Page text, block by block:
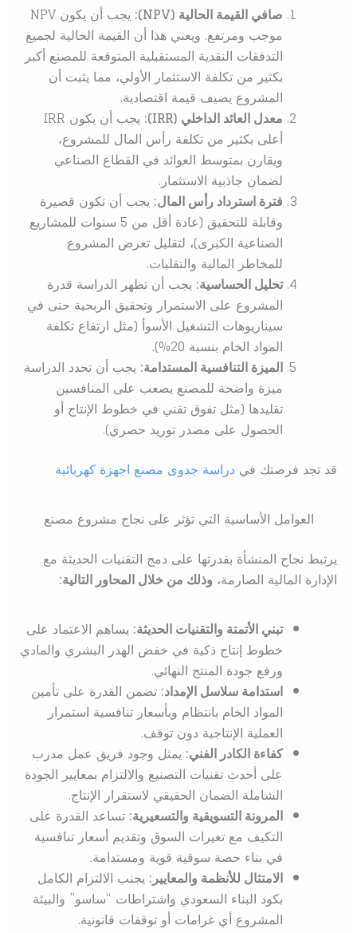
صافي القيمة الحالية (NPV):
يجب أن يكون NPV
موجب ومرتفع. ويعني هذا أن القيمة الحالية لجميع
التدفقات النقدية المستقبلية المتوقعة للمصنع أكبر
بكثير من تكلفة الاستثمار الأولي، مما يثبت أن
المشروع يضيف قيمة اقتصادية.
معدل العائد الداخلي (IRR):
يجب أن يكون IRR
أعلى بكثير من تكلفة رأس المال للمشروع،
ويقارن بمتوسط العوائد في القطاع الصناعي
لضمان جاذبية الاستثمار.
فترة استرداد رأس المال:يجب أن تكون قصيرة
وقابلة للتحقيق (عادة أقل من 5 سنوات للمشاريع
الصناعية الكبرى)، لتقليل تعرض المشروع
للمخاطر المالية والتقلبات.
تحليل الحساسية:يجب أن تظهر الدراسة قدرة
المشروع على الاستمرار وتحقيق الربحية حتى في
سيناريوهات التشغيل الأسوأ (مثل ارتفاع تكلفة
المواد الخام بنسبة 20%).
الميزة التنافسية المستدامة:يجب أن تحدد الدراسة
ميزة واضحة للمصنع يصعب على المنافسين
تقليدها (مثل تفوق تقني في خطوط الإنتاج أو
الحصول على مصدر توريد حصري).
قد تجد فرصتك في دراسة جدوى مصنع اجهزة كهربائية
العوامل الأساسية التي تؤثر على نجاح مشروع مصنع
يرتبط نجاح المنشأة بقدرتها على دمج التقنيات الحديثة مع
الإدارة المالية الصارمة، وذلك من خلال المحاور التالية:
تبني الأتمتة والتقنيات الحديثة:يساهم الاعتماد على
خطوط إنتاج ذكية في خفض الهدر البشري والمادي
ورفع جودة المنتج النهائي.
استدامة سلاسل الإمداد:تضمن القدرة على تأمين
المواد الخام بانتظام وبأسعار تنافسية استمرار
العملية الإنتاجية دون توقف.
كفاءة الكادر الفني:يمثل وجود فريق عمل مدرب
على أحدث تقنيات التصنيع والالتزام بمعايير الجودة
الشاملة الضمان الحقيقي لاستقرار الإنتاج.
المرونة التسويقية والتسعيرية:تساعد القدرة على
التكيف مع تغيرات السوق وتقديم أسعار تنافسية
في بناء حصة سوقية قوية ومستدامة.
الامتثال للأنظمة والمعايير:يجنب الالتزام الكامل
بكود البناء السعودي واشتراطات “ساسو” والبيئة
المشروع أي غرامات أو توقفات قانونية.